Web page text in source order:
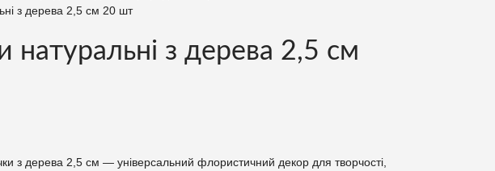
з дерева 2,5 см 20 шт
натуральні з дерева 2,5 см
з дерева 2,5 см — універсальний флористичний декор для творчості,